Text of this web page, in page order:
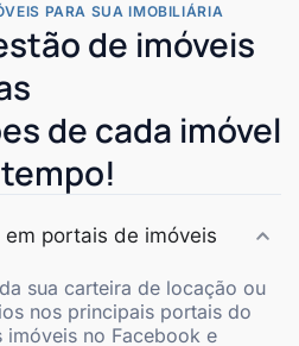
PARA SUA IMOBILIÁRIA
de imóveis
de cada imóvel
em portais de imóveis
sua carteira de locação ou
nos principais portais do
imóveis no Facebook e